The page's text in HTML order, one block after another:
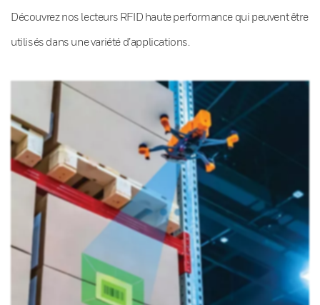
Découvrez nos lecteurs RFID haute performance qui peuvent être
utilisés dans une variété d’applications.